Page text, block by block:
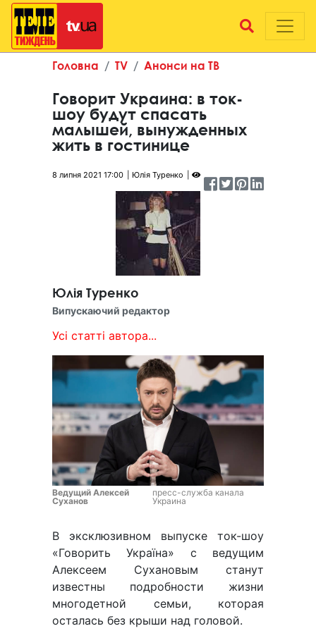
Головна TV Анонси на ТВ
Говорит Украина: в ток-
шоу будут спасать
малышей, вынужденных
жить в гостинице
8 липня 2021 17:00 Юлія Туренко
Юлія Туренко
Випускаючий редактор
Усі статті автора...
Ведущий Алексей
Суханов
пресс-служба канала
Украина
В эксклюзивном выпуске ток-шоу
«Говорить Україна» с ведущим
Алексеем Сухановым станут
известны подробности жизни
многодетной семьи, которая
осталась без крыши над головой.